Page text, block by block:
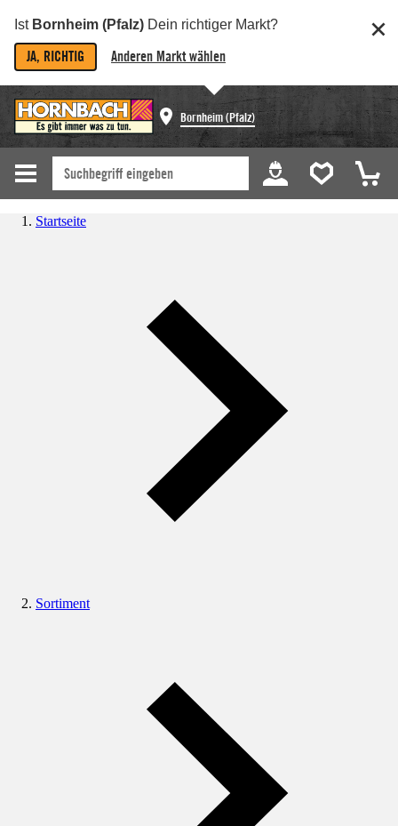
Ist Bornheim (Pfalz) Dein richtiger Markt?
JA, RICHTIG Anderen Markt wählen
Bornheim (Pfalz)
Startseite
Sortiment